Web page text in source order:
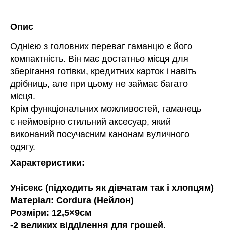
Опис
Однією з головних переваг гаманцю є його
компактність. Він має достатньо місця для
зберігання готівки, кредитних карток і навіть
дрібниць, але при цьому не займає багато
місця.
Крім функціональних можливостей, гаманець
є неймовірно стильний аксесуар, який
виконаний посучасним канонам вуличного
одягу.
Характеристики:
Унісекс (підходить як дівчатам так і хлопцям)
Матеріал: Cordura (Нейлон)
Розміри: 12,5×9см
-2 великих відділення для грошей.